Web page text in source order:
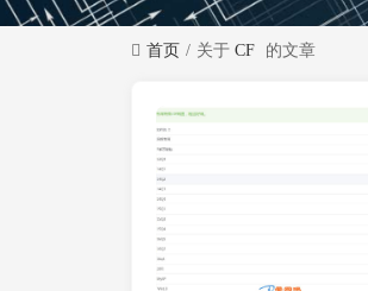
首页 关于 CF 的文章